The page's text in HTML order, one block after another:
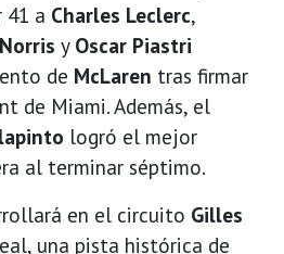
41 a Charles Leclerc,
y Oscar Piastri
de McLaren tras firmar
de Miami. Además, el
logró el mejor
al terminar séptimo.
en el circuito Gilles
una pista histórica de